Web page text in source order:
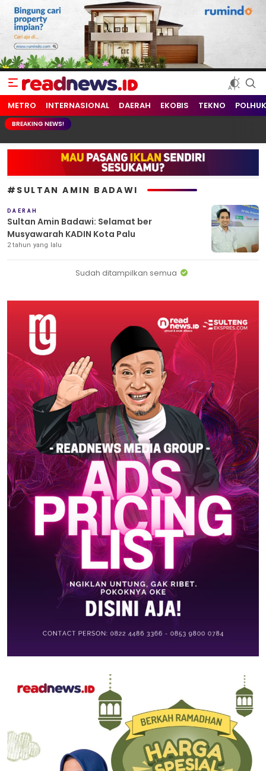
readnews.id
Berita Terkini, Update Terbaru Hari ini dari Indonesia dan Dunia
METRO INTERNASIONAL DAERAH EKOBIS TEKNO
BREAKING NEWS!
#SULTAN AMIN BADAWI
DAERAH
Sultan Amin Badawi: Selamat ber
Musyawarah KADIN Kota Palu
2 tahun yang lalu
Sudah ditampilkan semua